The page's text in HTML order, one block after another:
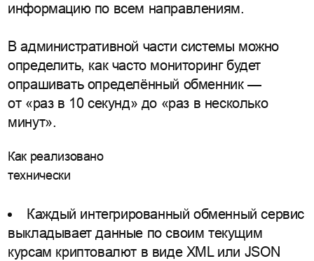
информацию по всем направлениям.
В административной части системы можно
определить, как часто мониторинг будет
опрашивать определённый обменник —
от «раз в 10 секунд» до «раз в несколько
минут».
Как реализовано
технически
Каждый интегрированный обменный сервис
выкладывает данные по своим текущим
курсам криптовалют в виде XML или JSON